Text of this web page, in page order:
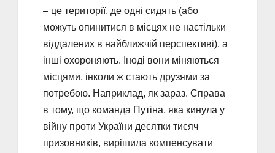
– це території, де одні сидять (або
можуть опинитися в місцях не настільки
віддалених в найближчій перспективі), а
інші охороняють. Іноді вони міняються
місцями, інколи ж стають друзями за
потребою. Наприклад, як зараз. Справа
в тому, що команда Путіна, яка кинула у
війну проти України десятки тисяч
призовників, вирішила компенсувати